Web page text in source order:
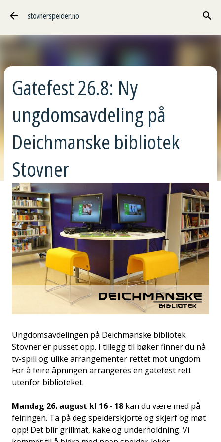
Gå til hovedinnhold
stovnerspeider.no
Gatefest 26.8: Ny
ungdomsavdeling på
Deichmanske bibliotek
Stovner
Ungdomsavdelingen på Deichmanske bibliotek
Stovner er pusset opp. I tillegg til bøker finner du nå
tv-spill og ulike arrangementer rettet mot ungdom.
For å feire åpningen arrangeres en gatefest rett
utenfor biblioteket.
Mandag 26. august kl 16 - 18 kan du være med på
feiringen. Ta på deg speiderskjorte og skjerf og møt
opp! Det blir grillmat, kake og underholdning. Vi